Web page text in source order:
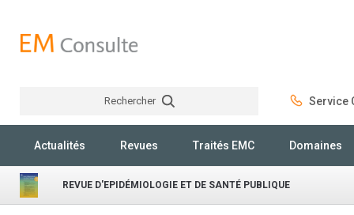
Rechercher Service
Actualités Revues Traités EMC Domaines
REVUE D'EPIDÉMIOLOGIE ET DE SANTÉ PUBLIQUE